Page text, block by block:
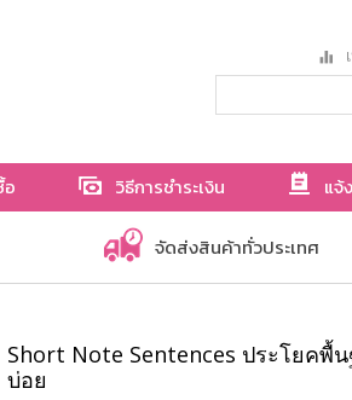
วิธีการชำระเงิน แจ้
จัดส่งสินค้าทั่วประเทศ
Short Note Sentences ประโยคพื้
บ่อย